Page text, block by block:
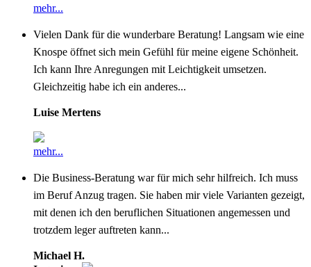
mehr...
Vielen Dank für die wunderbare Beratung! Langsam wie eine
Knospe öffnet sich mein Gefühl für meine eigene Schönheit.
Ich kann Ihre Anregungen mit Leichtigkeit umsetzen.
Gleichzeitig habe ich ein anderes...
Luise Mertens
mehr...
Die Business-Beratung war für mich sehr hilfreich. Ich muss
im Beruf Anzug tragen. Sie haben mir viele Varianten gezeigt,
mit denen ich den beruflichen Situationen angemessen und
trotzdem leger auftreten kann...
Michael H.